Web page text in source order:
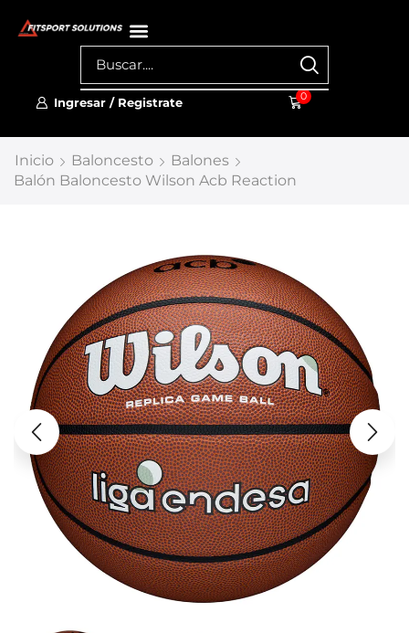
Ingresar / Registrate 0
Inicio Baloncesto
Balones
Balón Baloncesto Wilson Acb Reaction